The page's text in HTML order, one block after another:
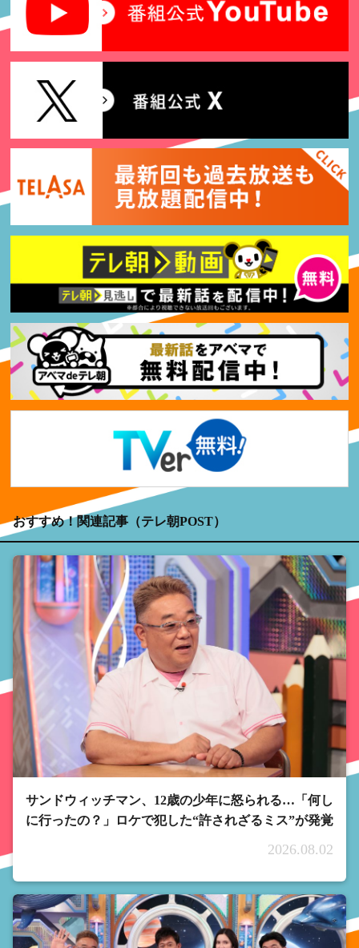
おすすめ！関連記事（テレ朝POST）
サンドウィッチマン、12歳の少年に怒られる…「何し
に行ったの？」ロケで犯した“許されざるミス”が発覚
2026.08.02